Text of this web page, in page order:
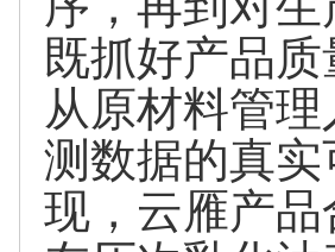
既抓好产品
从原材料管
测数据的真
现，云雁产